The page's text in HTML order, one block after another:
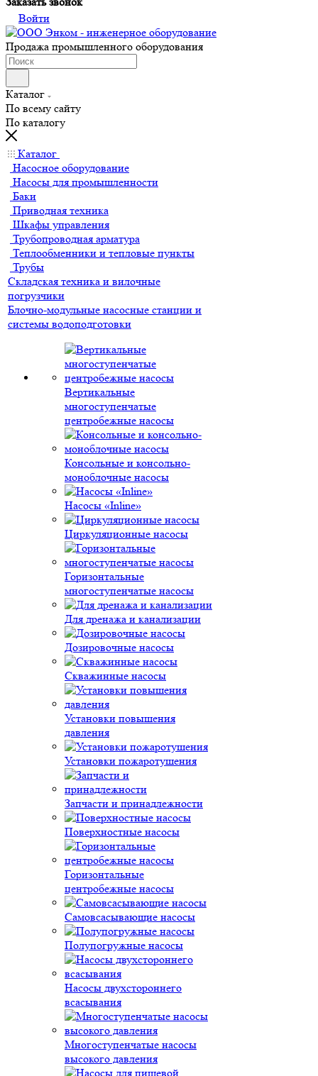
Войти
Продажа промышленного оборудования
Каталог
По всему сайту
По каталогу
Каталог
Насосное оборудование
Насосы для промышленности
Баки
Приводная техника
Шкафы управления
Трубопроводная арматура
Теплообменники и тепловые пункты
Трубы
Складская техника и вилочные
погрузчики
Блочно-модульные насосные станции и
системы водоподготовки
Вертикальные
многоступенчатые
центробежные насосы
Консольные и консольно-
моноблочные насосы
Насосы «Inline»
Циркуляционные насосы
Горизонтальные
многоступенчатые насосы
Для дренажа и канализации
Дозировочные насосы
Скважинные насосы
Установки повышения
давления
Установки пожаротушения
Запчасти и принадлежности
Поверхностные насосы
Горизонтальные
центробежные насосы
Самовсасывающие насосы
Полупогружные насосы
Насосы двухстороннего
всасывания
Многоступенчатые насосы
высокого давления